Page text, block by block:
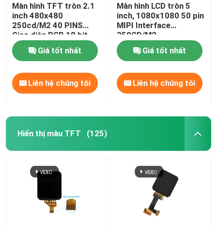
Màn hình TFT tròn 2.1
inch 480x480
250cd/M2 40 PINS
Giao diện RGB 18 bit
Giá tốt nhất
Liên hệ chúng tôi
Màn hình LCD tròn 5
inch, 1080x1080 50 pin
MIPI Interface
350CD/M2
Giá tốt nhất
Liên hệ chúng tôi
Hiển thị màu TFT (125)